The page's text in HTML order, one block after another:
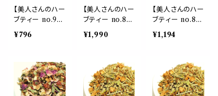
クセイ イチョウ
ご自愛 贈り物
母の日
ご自愛 贈り物
母の日
【美人さんのハー
ブティー no.9】
女性バランス ブ
レンド リーフ 20
バー ローズ ラ
ズベリーリーフ
セージ ローズヒ
ップ ハイビスカ
¥796
【美人さんのハー
ブティー no.8】
美人 美肌 ブレ
ンド リーフ 50g
ズヒップ ローズ
ハイビスカス ヒ
ース ステビア
アップフルーツ
¥1,990
【美人さんのハー
ブティー no.8】
美人 美肌 ブレ
ンド リーフ 30g
ズヒップ ローズ
ハイビスカス ヒ
ース ステビア
アップフルーツ
¥1,194